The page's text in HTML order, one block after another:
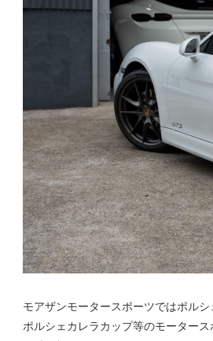
モアザンモータースポーツではポル
ポルシェカレラカップ等のモーター